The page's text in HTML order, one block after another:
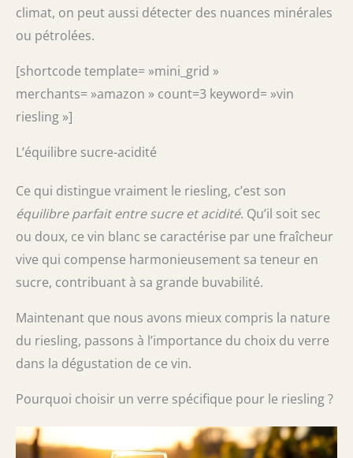
climat, on peut aussi détecter des nuances minérales
ou pétrolées.
[shortcode template= »mini_grid »
merchants= »amazon » count=3 keyword= »vin
riesling »]
L’équilibre sucre-acidité
Ce qui distingue vraiment le riesling, c’est son
équilibre parfait entre sucre et acidité. Qu’il soit sec
ou doux, ce vin blanc se caractérise par une fraîcheur
vive qui compense harmonieusement sa teneur en
sucre, contribuant à sa grande buvabilité.
Maintenant que nous avons mieux compris la nature
du riesling, passons à l’importance du choix du verre
dans la dégustation de ce vin.
Pourquoi choisir un verre spécifique pour le riesling ?